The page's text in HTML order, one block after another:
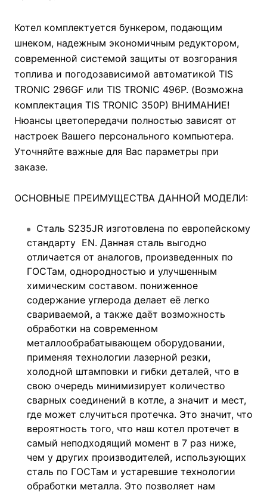
Котел комплектуется бункером, подающим
шнеком, надежным экономичным редуктором,
современной системой защиты от возгорания
топлива и погодозависимой автоматикой TIS
TRONIC 296GF или TIS TRONIC 496P. (Возможна
комплектация TIS TRONIC 350P) ВНИМАНИЕ!
Нюансы цветопередачи полностью зависят от
настроек Вашего персонального компьютера.
Уточняйте важные для Вас параметры при
заказе.
ОСНОВНЫЕ ПРЕИМУЩЕСТВА ДАННОЙ МОДЕЛИ:
Сталь S235JR изготовлена по европейскому
стандарту EN. Данная сталь выгодно
отличается от аналогов, произведенных по
ГОСТам, однородностью и улучшенным
химическим составом. пониженное
содержание углерода делает её легко
свариваемой, а также даёт возможность
обработки на современном
металлообрабатывающем оборудовании,
применяя технологии лазерной резки,
холодной штамповки и гибки деталей, что в
свою очередь минимизирует количество
сварных соединений в котле, а значит и мест,
где может случиться протечка. Это значит, что
вероятность того, что наш котел протечет в
самый неподходящий момент в 7 раз ниже,
чем у других производителей, использующих
сталь по ГОСТам и устаревшие технологии
обработки металла. Это позволяет нам